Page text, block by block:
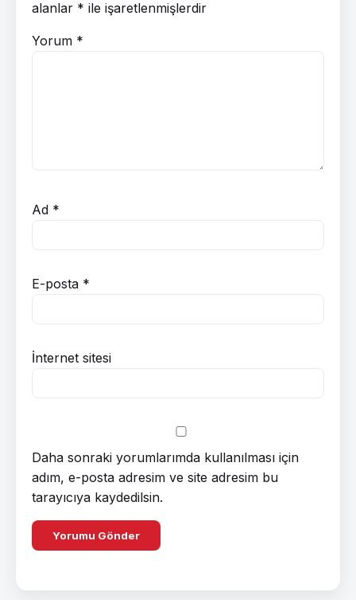
alanlar * ile işaretlenmişlerdir
Yorum *
Ad *
E-posta *
İnternet sitesi
Daha sonraki yorumlarımda kullanılması için
adım, e-posta adresim ve site adresim bu
tarayıcıya kaydedilsin.